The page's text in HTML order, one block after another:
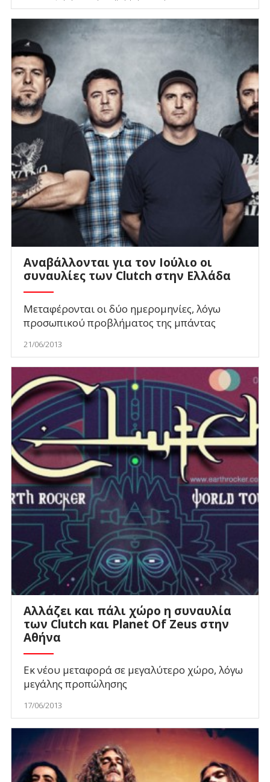
Αναβάλλονται για τον Ιούλιο οι
συναυλίες των Clutch στην Ελλάδα
Μεταφέρονται οι δύο ημερομηνίες, λόγω
προσωπικού προβλήματος της μπάντας
21/06/2013
Αλλάζει και πάλι χώρο η συναυλία
των Clutch και Planet Of Zeus στην
Αθήνα
Εκ νέου μεταφορά σε μεγαλύτερο χώρο, λόγω
μεγάλης προπώλησης
17/06/2013